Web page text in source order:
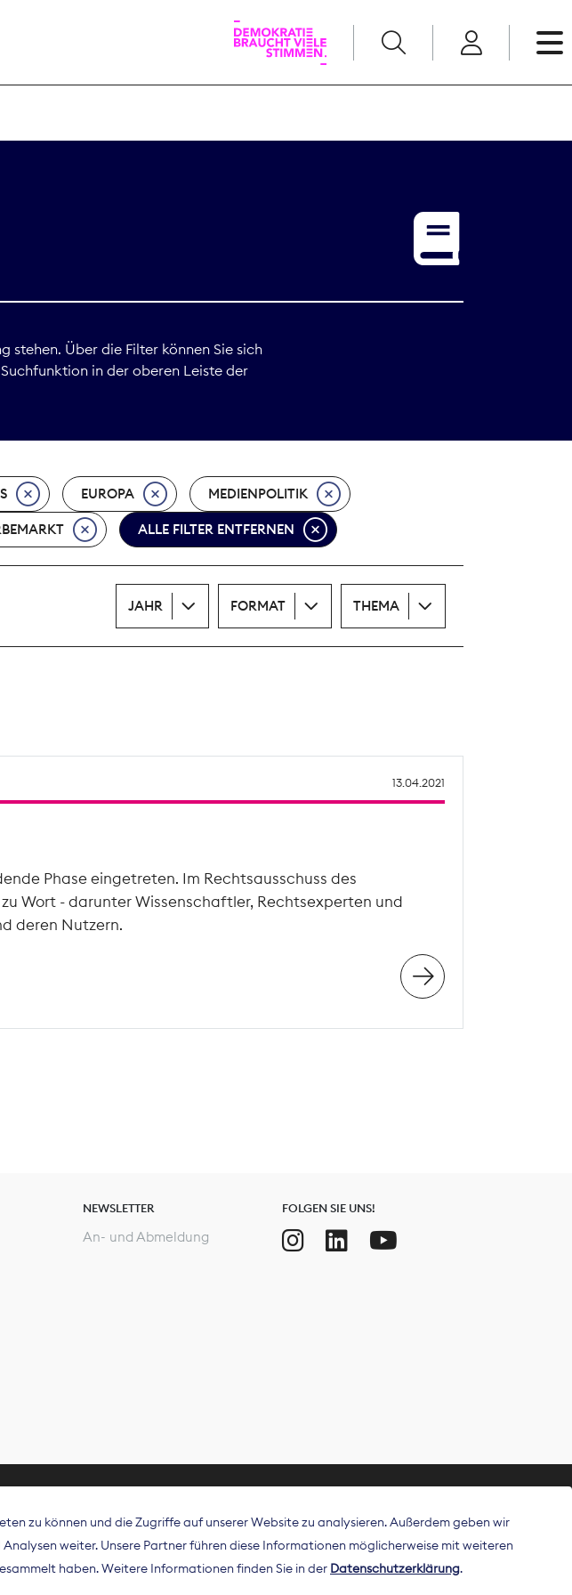
Print
stehen. Über die Filter können Sie sich
in der oberen Leiste der
EUROPA MEDIENPOLITIK
ALLE FILTER ENTFERNEN
JAHR FORMAT THEMA
13.04.2021
Phase eingetreten. Im Rechtsausschuss des
Wort - darunter Wissenschaftler, Rechtsexperten und
deren Nutzern.
NEWSLETTER
An- und Abmeldung
FOLGEN SIE UNS!
(BDZV) vertritt als
und digitalen Publisher in
zu können und die Zugriffe auf unserer Website zu analysieren. Außerdem geben wir
weiter. Unsere Partner führen diese Informationen möglicherweise mit weiteren
haben. Weitere Informationen finden Sie in der Datenschutzerklärung.